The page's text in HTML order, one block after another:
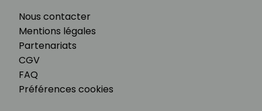
Nous contacter
Mentions légales
Partenariats
CGV
FAQ
Préférences cookies